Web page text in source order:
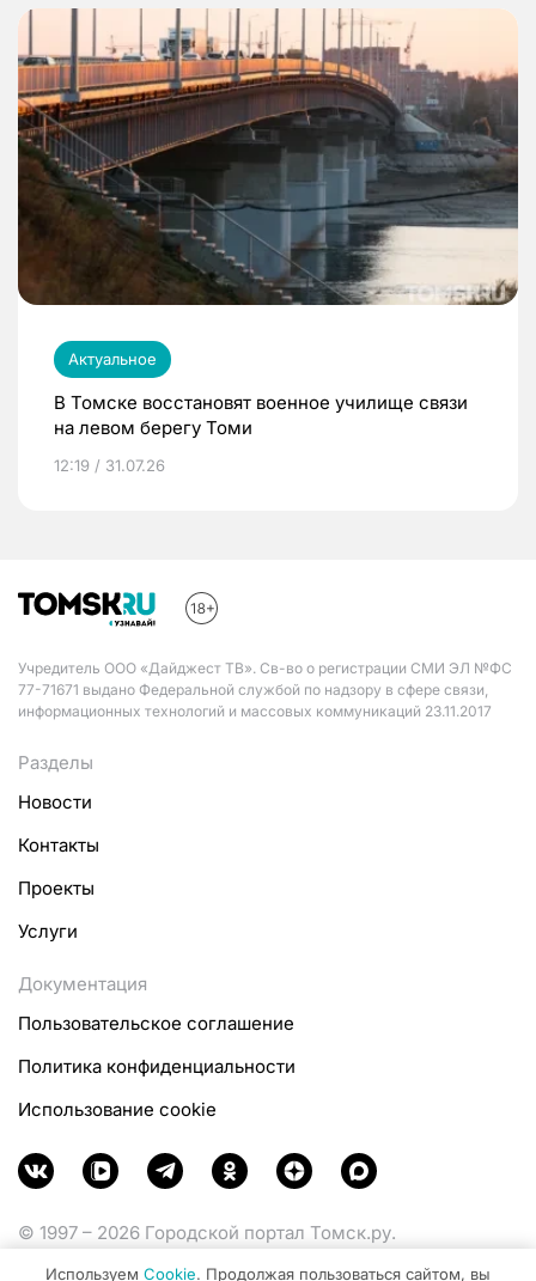
Актуальное
В Томске восстановят военное училище связи
на левом берегу Томи
12:19 / 31.07.26
Учредитель ООО «Дайджест ТВ». Св-во о регистрации СМИ ЭЛ №ФС
77-71671 выдано Федеральной службой по надзору в сфере связи,
информационных технологий и массовых коммуникаций 23.11.2017
Разделы
Новости
Контакты
Проекты
Услуги
Документация
Пользовательское соглашение
Политика конфиденциальности
Использование cookie
© 1997 – 2026 Городской портал Томск.ру.
Используем Cookie. Продолжая пользоваться сайтом, вы